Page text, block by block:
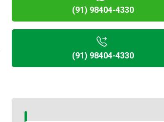
(91) 98404-4330
(91) 98404-4330